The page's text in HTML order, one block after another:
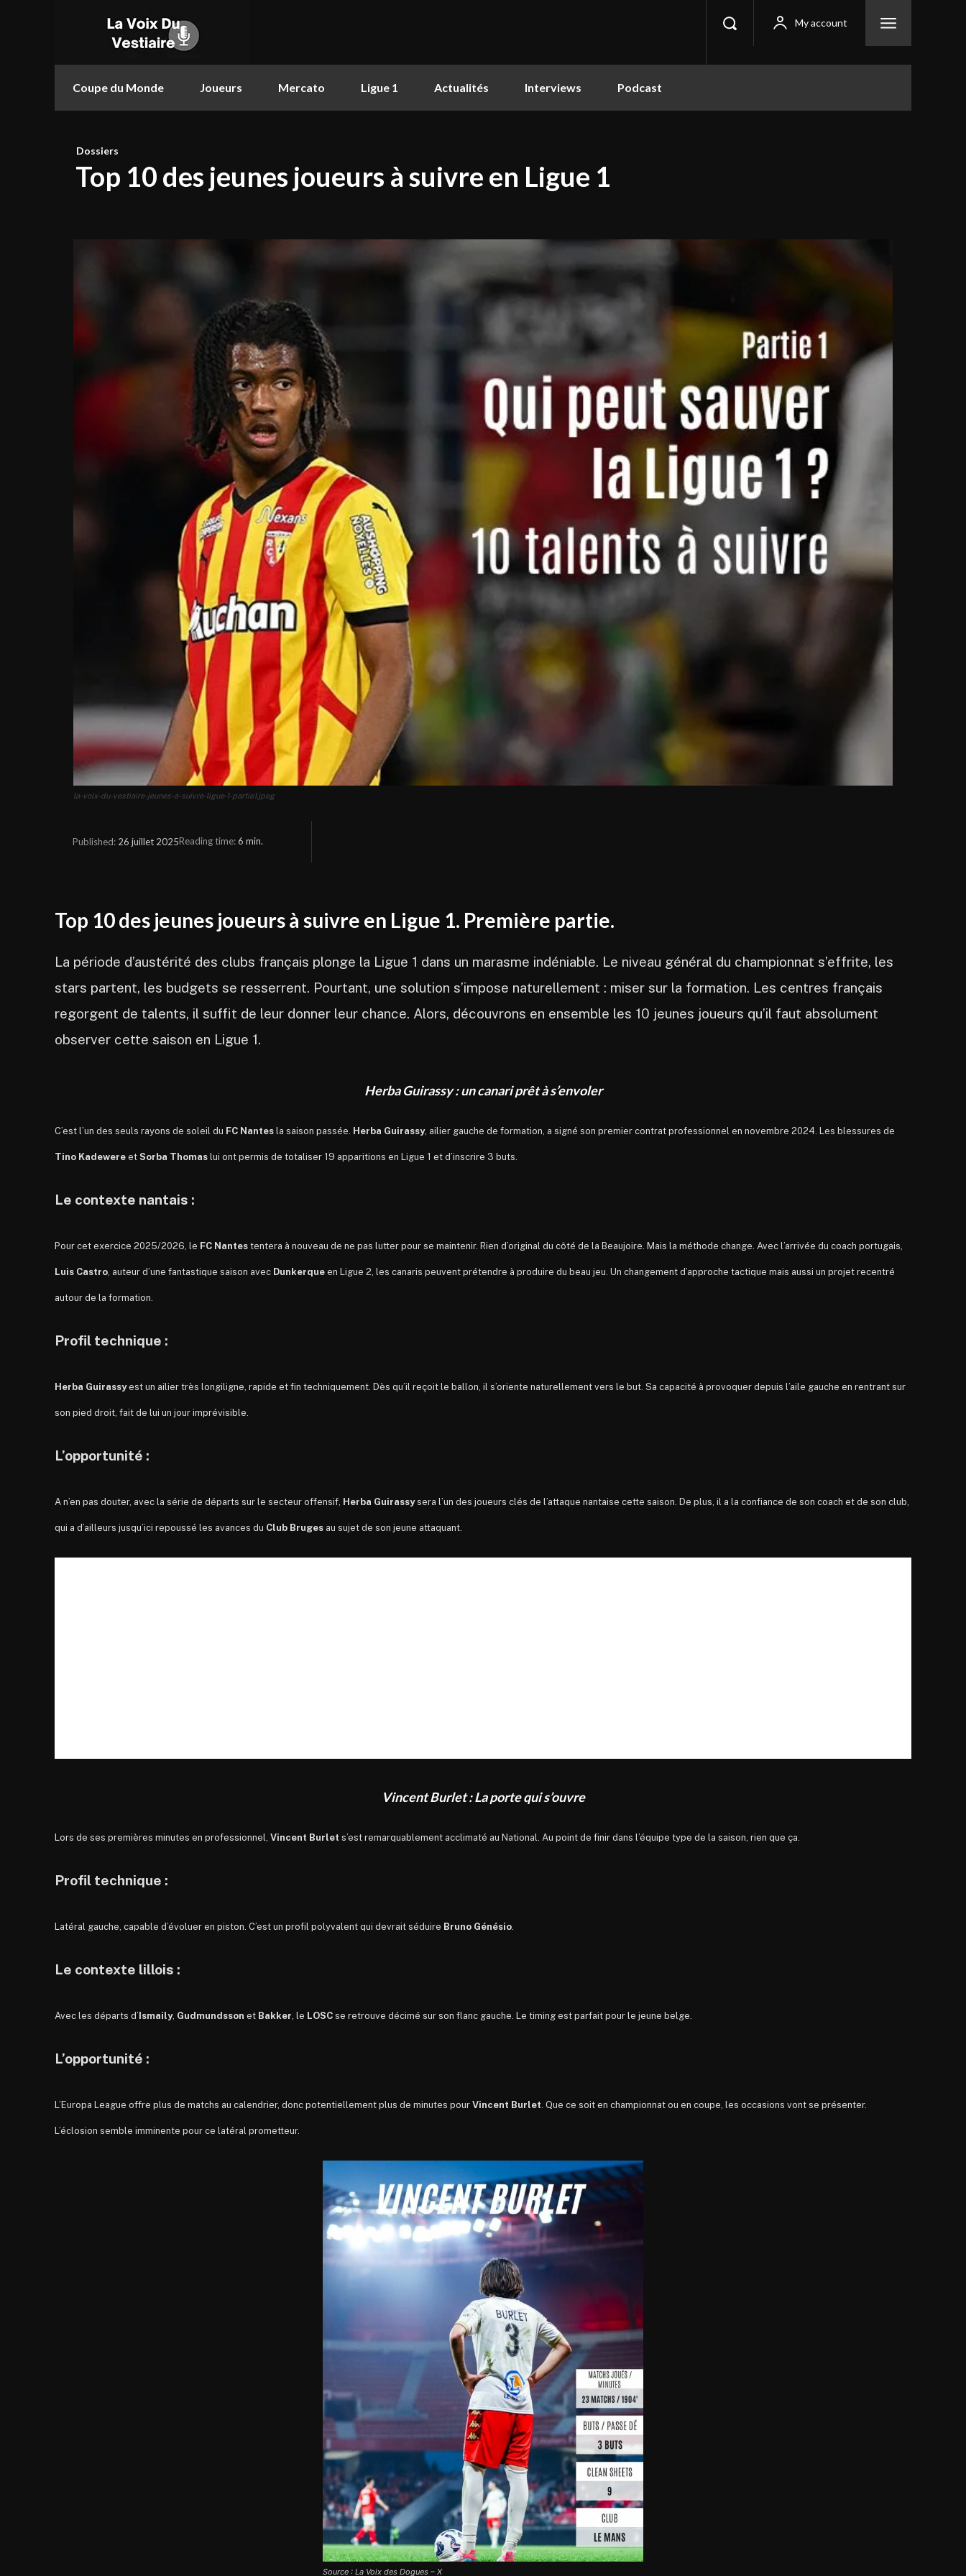
My account
Coupe du Monde Joueurs Mercato Ligue 1 Actualités Interviews Podcast
Dossiers
Top 10 des jeunes joueurs à suivre en Ligue 1
la-voix-du-vestiaire-jeunes-a-suivre-ligue-1-partie1.jpeg
Published: 26 juillet 2025Reading time:6 min.
Top 10 des jeunes joueurs à suivre en Ligue 1. Première partie.
La période d’austérité des clubs français plonge la Ligue 1 dans un marasme indéniable. Le niveau général du championnat s’effrite, les
stars partent, les budgets se resserrent. Pourtant, une solution s’impose naturellement : miser sur la formation. Les centres français
regorgent de talents, il suffit de leur donner leur chance. Alors, découvrons en ensemble les 10 jeunes joueurs qu’il faut absolument
observer cette saison en Ligue 1.
Herba Guirassy : un canari prêt à s’envoler
C’est l’un des seuls rayons de soleil du FC Nantes la saison passée. Herba Guirassy, ailier gauche de formation, a signé son premier contrat professionnel en novembre 2024. Les blessures de
Tino Kadewere et Sorba Thomas lui ont permis de totaliser 19 apparitions en Ligue 1 et d’inscrire 3 buts.
Le contexte nantais :
Pour cet exercice 2025/2026, le FC Nantes tentera à nouveau de ne pas lutter pour se maintenir. Rien d’original du côté de la Beaujoire. Mais la méthode change. Avec l’arrivée du coach portugais,
Luis Castro, auteur d’une fantastique saison avec Dunkerque en Ligue 2, les canaris peuvent prétendre à produire du beau jeu. Un changement d’approche tactique mais aussi un projet recentré
autour de la formation.
Profil technique :
Herba Guirassyest un ailier très longiligne, rapide et fin techniquement. Dès qu’il reçoit le ballon, il s’oriente naturellement vers le but. Sa capacité à provoquer depuis l’aile gauche en rentrant sur
son pied droit, fait de lui un jour imprévisible.
L’opportunité :
A n’en pas douter, avec la série de départs sur le secteur offensif, Herba Guirassysera l’un des joueurs clés de l’attaque nantaise cette saison. De plus, il a la confiance de son coach et de son club,
qui a d’ailleurs jusqu’ici repoussé les avances du Club Bruges au sujet de son jeune attaquant.
Vincent Burlet : La porte qui s’ouvre
Lors de ses premières minutes en professionnel, Vincent Burlet s’est remarquablement acclimaté au National. Au point de finir dans l’équipe type de la saison, rien que ça.
Profil technique :
Latéral gauche, capable d’évoluer en piston. C’est un profil polyvalent qui devrait séduire Bruno Génésio.
Le contexte lillois :
Avec les départs d’ Ismaily, Gudmundsson et Bakker, le LOSC se retrouve décimé sur son flanc gauche. Le timing est parfait pour le jeune belge.
L’opportunité :
L’Europa League offre plus de matchs au calendrier, donc potentiellement plus de minutes pour Vincent Burlet. Que ce soit en championnat ou en coupe, les occasions vont se présenter.
L’éclosion semble imminente pour ce latéral prometteur.
Source : La Voix des Dogues – X